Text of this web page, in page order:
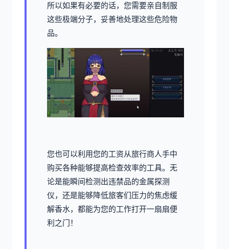
所以如果有必要的话，您需要亲自制服
这些极端分子，妥善地处理这些危险物
品。
您也可以利用您的工资从旅行商人手中
购买各种能够提高检查效率的工具。无
论是能瞬间检测出违禁品的金属探测
仪，还是能够降低旅客们压力的焦虑缓
解香水，都能为您的工作打开一扇扇便
利之门！